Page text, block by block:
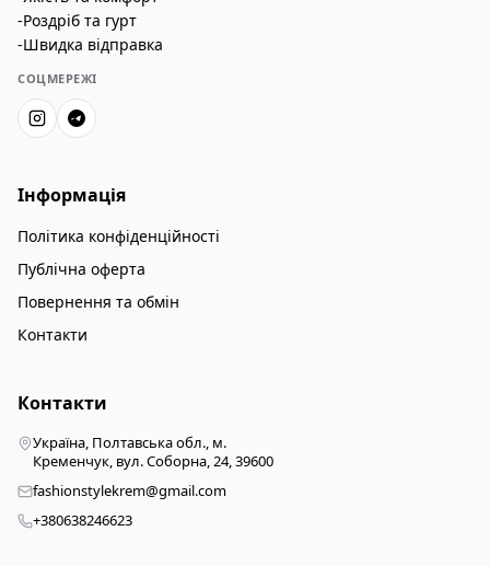
-Роздріб та гурт
-Швидка відправка
СОЦМЕРЕЖІ
Інформація
Політика конфіденційності
Публічна оферта
Повернення та обмін
Контакти
Контакти
Україна, Полтавська обл., м.
Кременчук, вул. Соборна, 24, 39600
fashionstylekrem@gmail.com
+380638246623